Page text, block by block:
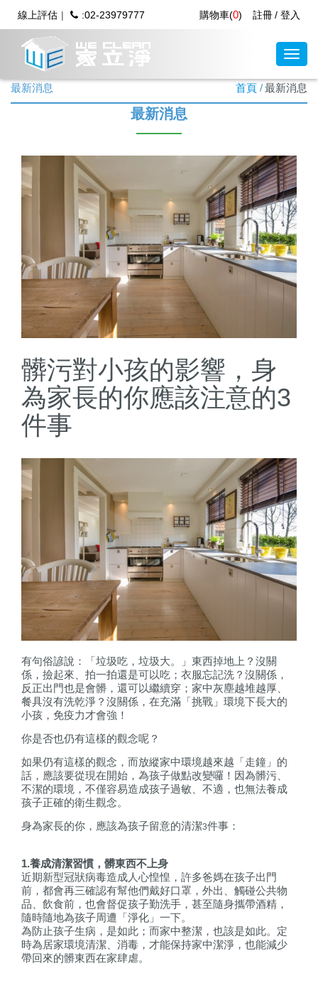
線上評估 :02-23979777 註冊 登入
購物車(0)
最新消息 首頁 最新消息
最新消息
髒污對小孩的影響，身
為家長的你應該注意的3
件事
有句俗諺說：「垃圾吃，垃圾大。」東西掉地上？沒關
係，撿起來、拍一拍還是可以吃；衣服忘記洗？沒關係，
反正出門也是會髒，還可以繼續穿；家中灰塵越堆越厚、
餐具沒有洗乾淨？沒關係，在充滿「挑戰」環境下長大的
小孩，免疫力才會強！
你是否也仍有這樣的觀念呢？
如果仍有這樣的觀念，而放縱家中環境越來越「走鐘」的
話，應該要從現在開始，為孩子做點改變囉！因為髒污、
不潔的環境，不僅容易造成孩子過敏、不適，也無法養成
孩子正確的衛生觀念。
身為家長的你，應該為孩子留意的清潔3件事：
1.養成清潔習慣，髒東西不上身
近期新型冠狀病毒造成人心惶惶，許多爸媽在孩子出門
前，都會再三確認有幫他們戴好口罩，外出、觸碰公共物
品、飲食前，也會督促孩子勤洗手，甚至隨身攜帶酒精，
隨時隨地為孩子周遭「淨化」一下。
為防止孩子生病，是如此；而家中整潔，也該是如此。定
時為居家環境清潔、消毒，才能保持家中潔淨，也能減少
帶回來的髒東西在家肆虐。